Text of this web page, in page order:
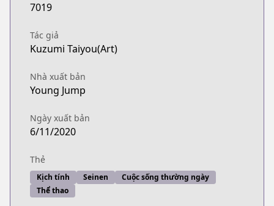
7019
Tác giả
Kuzumi Taiyou(Art)
Nhà xuất bản
Young Jump
Ngày xuất bản
6/11/2020
Thẻ
Kịch tính Seinen
Cuộc sống thường ngày
Thể thao